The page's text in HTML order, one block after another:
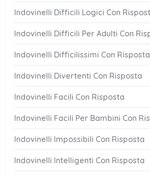
Indovinelli Difficili Logici Con
Indovinelli Difficili Per Adulti Con
Indovinelli Difficilissimi Con Risposta
Indovinelli Divertenti Con Risposta
Indovinelli Facili Con Risposta
Indovinelli Facili Per Bambini Con
Indovinelli Impossibili Con Risposta
Indovinelli Intelligenti Con Risposta